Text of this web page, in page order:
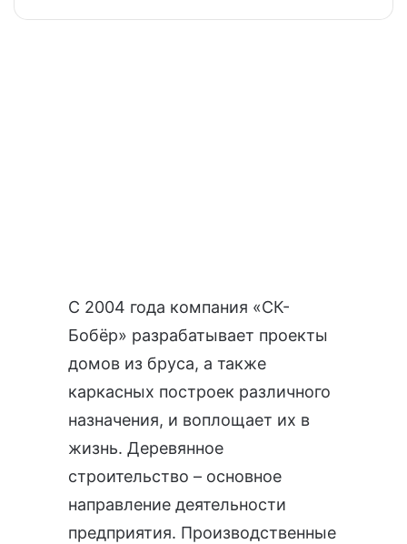
С 2004 года компания «СК-
Бобёр» разрабатывает проекты
домов из бруса, а также
каркасных построек различного
назначения, и воплощает их в
жизнь. Деревянное
строительство – основное
направление деятельности
предприятия. Производственные